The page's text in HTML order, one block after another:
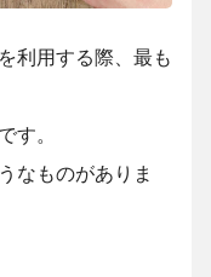
利用する際、最も
す。
なものがありま